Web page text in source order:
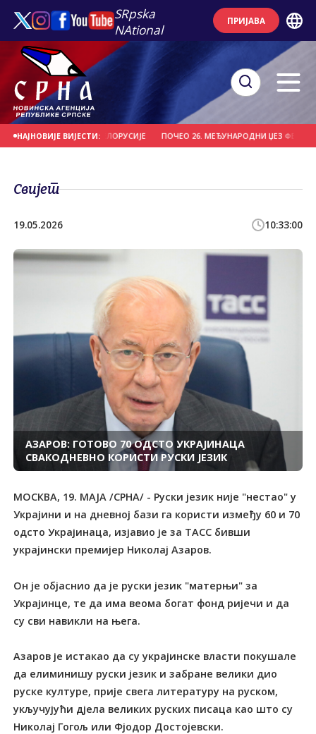
SRpska
NAtional
ПРИЈАВА
НАЈНОВИЈЕ ВИЈЕСТИ:
"ВИТЕБСК" ИЗ БЈЕЛОРУСИЈЕ ПОЧЕО 26. МЕЂУНАРОДНИ ЏЕЗ ФЕСТИВАЛ
Свијет
19.05.2026 10:33:00
АЗАРОВ: ГОТОВО 70 ОДСТО УКРАЈИНАЦА
СВАКОДНЕВНО КОРИСТИ РУСКИ ЈЕЗИК
МОСКВА, 19. МАЈА /СРНА/ - Руски језик није "нестао" у
Украјини и на дневној бази га користи између 60 и 70
одсто Украјинаца, изјавио је за ТАСС бивши
украјински премијер Николај Азаров.
Он је објаснио да је руски језик "матерњи" за
Украјинце, те да има веома богат фонд ријечи и да
су сви навикли на њега.
Азаров је истакао да су украјинске власти покушале
да елиминишу руски језик и забране велики дио
руске културе, прије свега литературу на руском,
укључујући дјела великих руских писаца као што су
Николај Гогољ или Фјодор Достојевски.